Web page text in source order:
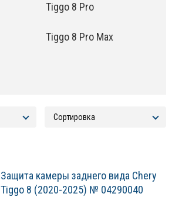
Tiggo 8 Pro
Tiggo 8 Pro Max
Защита камеры заднего вида Chery
Tiggo 8 (2020-2025) № 04290040